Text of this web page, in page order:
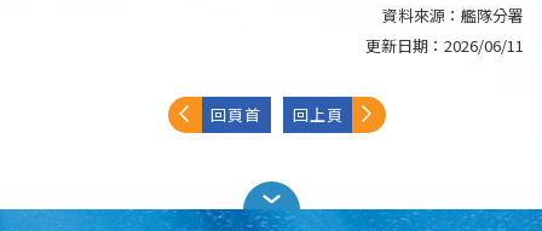
資料來源： 艦隊分署
更新日期： 2026/06/11
回頁首 回上頁